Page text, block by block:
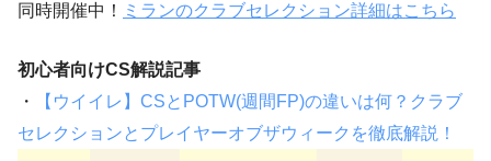
同時開催中！ ミランのクラブセレクション詳細はこちら
初心者向けCS解説記事
・
【ウイイレ】CSとPOTW(週間FP)の違いは何？クラブ
セレクションとプレイヤーオブザウィークを徹底解説！